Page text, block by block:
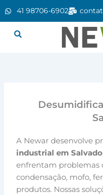
41 98706-6902
A Newar desenvolve
industrial em
enfrentam problemas
condensação, mofo,
produtos. Nossas